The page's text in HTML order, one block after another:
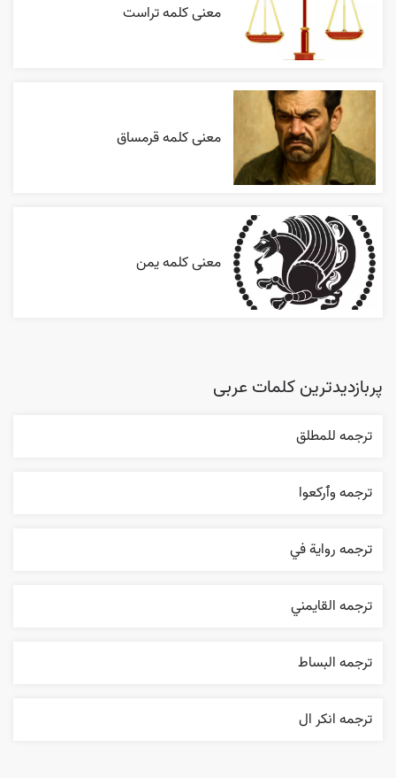
معنی کلمه تراست
معنی کلمه قرمساق
معنی کلمه یمن
پربازدیدترین کلمات عربی
ترجمه للمطلق
ترجمه وٱرکعوا
ترجمه روایة في
ترجمه القایمني
ترجمه البساط
ترجمه انکر ال